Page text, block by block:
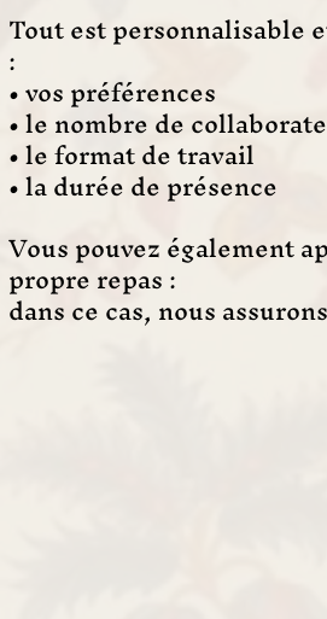
Tout est personnalisable
:
• vos préférences
• le nombre de
• le format de travail
• la durée de présence
Vous pouvez également
propre repas :
dans ce cas, nous